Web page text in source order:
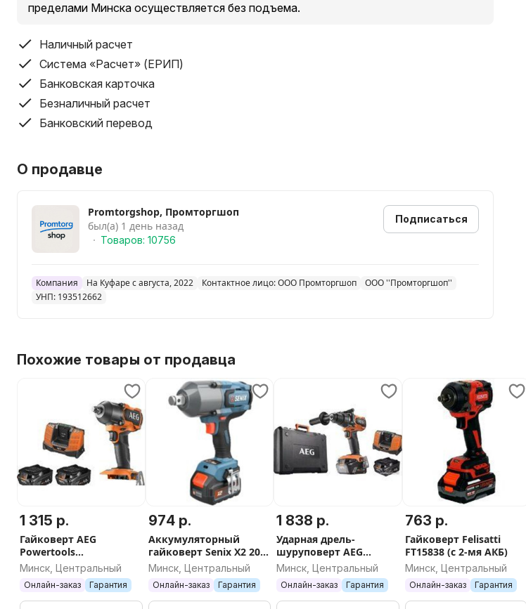
пределами Минска осуществляется без подъема.
Наличный расчет
Система «Расчет» (ЕРИП)
Банковская карточка
Безналичный расчет
Банковский перевод
О продавце
Promtorgshop, Промторгшоп
был(а) 1 день назад
Товаров: 10756
Подписаться
Компания На Куфаре с августа, 2022 Контактное лицо: ООО Промторгшоп
ООО ''Промторгшоп''
УНП: 193512662
Похожие товары от продавца
1 315 р.
Гайковерт AEG
Powertools
BSS18MTF12BL-402C
4935479664 (с 2-мя АКБ,
кейс)
Минск, Центральный
Онлайн-заказ Гарантия
974 р.
Аккумуляторный
гайковерт Senix X2 20В
/ PDWX2-M4-EU-0 (без
АКБ и ЗУ)
Минск, Центральный
Онлайн-заказ Гарантия
1 838 р.
Ударная дрель-
шуруповерт AEG
Powertools BSB 18BL2-
602K 4935481043 (с 2-мя
АКБ, кейс)
Минск, Центральный
Онлайн-заказ Гарантия
763 р.
Гайковерт Felisatti
FT15838 (с 2-мя АКБ)
Минск, Центральный
Онлайн-заказ Гарантия